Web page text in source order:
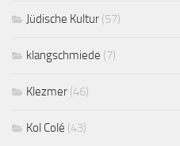
Jüdische Kultur (57)
klangschmiede (7)
Klezmer (46)
Kol Colé (43)